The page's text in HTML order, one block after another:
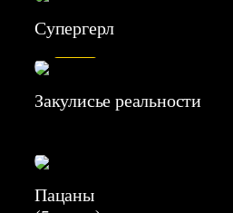
Супергерл
7.1
Закулисье реальности
Пацаны